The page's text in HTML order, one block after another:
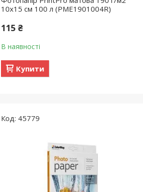
10x15 см 100 л (PME1901004R)
115 ₴
В наявності
Купити
45779